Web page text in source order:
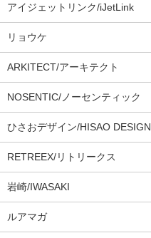
アイジェットリンク/iJetLink
リョウケ
ARKITECT/アーキテクト
NOSENTIC/ノーセンティック
ひさおデザイン/HISAO DESIGN
RETREEX/リトリークス
岩崎/IWASAKI
ルアマガ